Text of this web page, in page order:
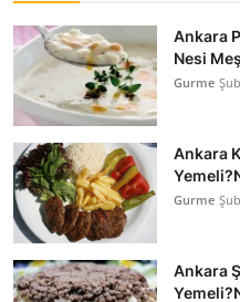
Ankara
Nesi
Gurme
Ankara
Gurme
Ankara